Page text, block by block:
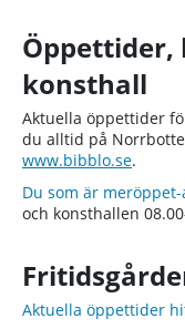
Öppettider,
konsthall
Aktuella öppettider
du alltid på
www.bibblo.se.
Du som är
och konsthallen
Aktuella öppettider